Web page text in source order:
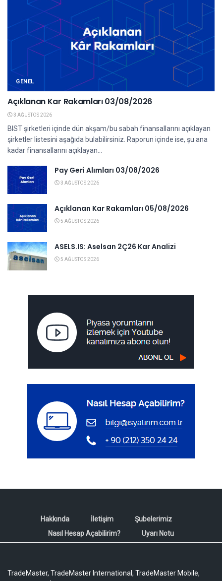
GENEL
Açıklanan Kar Rakamları 03/08/2026
3 AĞUSTOS 2026
BIST şirketleri içinde dün akşam/bu sabah finansallarını açıklayan
şirketler listesini aşağıda bulabilirsiniz. Raporun içinde ise, şu ana
kadar finansallarını açıklayan...
Pay Geri Alımları 03/08/2026
3 AĞUSTOS 2026
Açıklanan Kar Rakamları 05/08/2026
5 AĞUSTOS 2026
ASELS.IS: Aselsan 2Ç26 Kar Analizi
5 AĞUSTOS 2026
Hakkında İletişim
Şubelerimiz
Nasıl Hesap Açabilirim?
Uyarı Notu
TradeMaster, TradeMaster International, TradeMaster Mobile,